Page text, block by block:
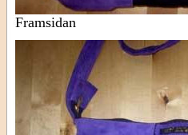
Framsidan